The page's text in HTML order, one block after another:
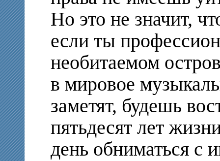
Но это не значит,
если ты
необитаемом
в мировое
заметят, будешь
пятьдесят лет
день обниматься с